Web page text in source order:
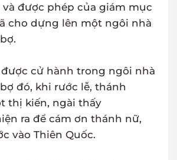
được phép của giám mục
cho dựng lên một ngôi nhà
được cử hành trong ngôi nhà
đó, khi rước lễ, thánh
thị kiến, ngài thấy
ra để cám ơn thánh nữ,
vào Thiên Quốc.